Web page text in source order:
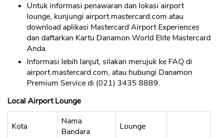
Untuk informasi penawaran dan lokasi airport
lounge, kunjungi airport.mastercard.com atau
download aplikasi Mastercard Airport Experiences
dan daftarkan Kartu Danamon World Elite Mastercard
Anda.
Informasi lebih lanjut, silakan merujuk ke FAQ di
airport.mastercard.com, atau hubungi Danamon
Premium Service di (021) 3435 8889.
Local Airport Lounge
Kota
Nama
Bandara
Lounge